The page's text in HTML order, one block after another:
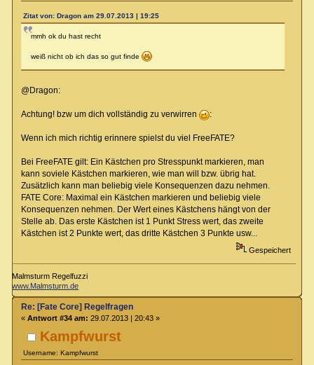
Zitat von: Dragon am 29.07.2013 | 19:25
mmh ok du hast recht
weiß nicht ob ich das so gut finde
@Dragon:
Achtung! bzw um dich vollständig zu verwirren :
Wenn ich mich richtig erinnere spielst du viel FreeFATE?
Bei FreeFATE gilt: Ein Kästchen pro Stresspunkt markieren, man
kann soviele Kästchen markieren, wie man will bzw. übrig hat.
Zusätzlich kann man beliebig viele Konsequenzen dazu nehmen.
FATE Core: Maximal ein Kästchen markieren und beliebig viele
Konsequenzen nehmen. Der Wert eines Kästchens hängt von der
Stelle ab. Das erste Kästchen ist 1 Punkt Stress wert, das zweite
Kästchen ist 2 Punkte wert, das dritte Kästchen 3 Punkte usw...
Gespeichert
Malmsturm Regelfuzzi
www.Malmsturm.de
Kampfwurst
Username: Kampfwurst
Re: [Fate Core] Regelfragen
« Antwort #34 am: 29.07.2013 | 20:43 »